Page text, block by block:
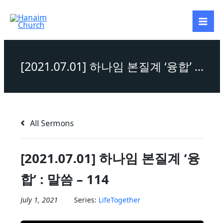
content
[2021.07.01] 하나임 본질계 ‘융합’ : 말씀 – 114
All Sermons
[2021.07.01] 하나임 본질계 ‘융
합’ : 말씀 – 114
July 1, 2021 Series: LifeTogether